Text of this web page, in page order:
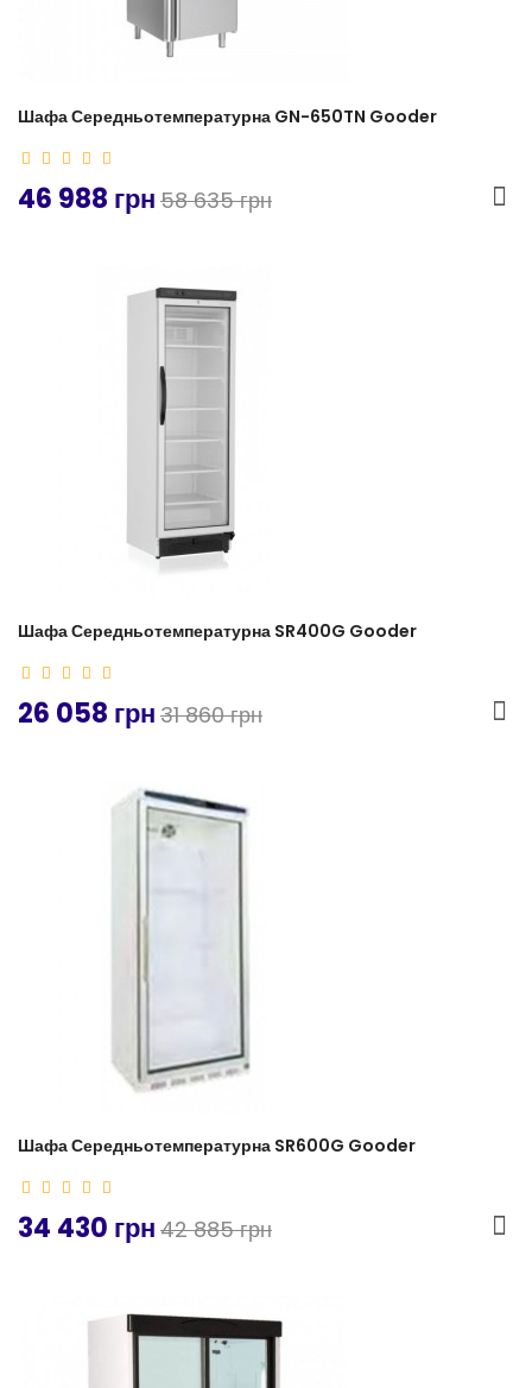
Шафа Середньотемпературна GN-650TN Gooder
46 988 грн 58 635 грн
Шафа Середньотемпературна SR400G Gooder
26 058 грн 31 860 грн
Шафа Середньотемпературна SR600G Gooder
34 430 грн 42 885 грн